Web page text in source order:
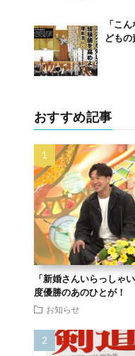
「こ
どもの
おすすめ記事
「新婚さんいらっしゃ
度優勝のあのひとが！
お知らせ